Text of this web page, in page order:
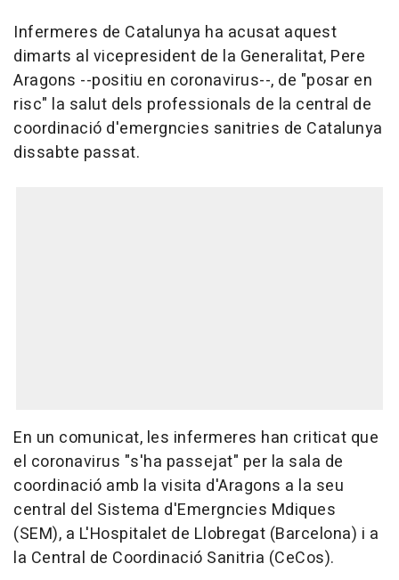
Infermeres de Catalunya ha acusat aquest
dimarts al vicepresident de la Generalitat, Pere
Aragons --positiu en coronavirus--, de "posar en
risc" la salut dels professionals de la central de
coordinació d'emergncies sanitries de Catalunya
dissabte passat.
En un comunicat, les infermeres han criticat que
el coronavirus "s'ha passejat" per la sala de
coordinació amb la visita d'Aragons a la seu
central del Sistema d'Emergncies Mdiques
(SEM), a L'Hospitalet de Llobregat (Barcelona) i a
la Central de Coordinació Sanitria (CeCos).